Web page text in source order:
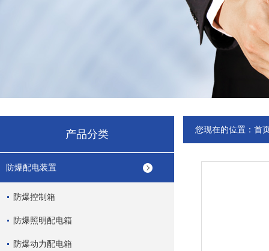
产品分类
防爆配电装置
防爆控制箱
防爆照明配电箱
防爆动力配电箱
您现在的位置： 首